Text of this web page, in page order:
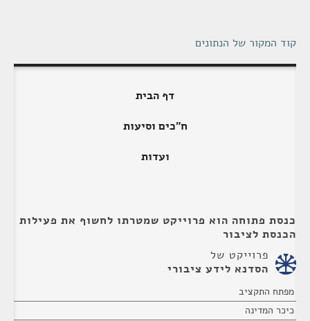
קוד המקור של הנתונים
דף הבית
ח"כים וסיעות
ועדות
כנסת פתוחה הוא פרוייקט שמטרתו לחשוף את פעילות
הכנסת לציבור
פרוייקט של
הסדנא לידע ציבורי
מפתח התקציב
כיכר המדינה